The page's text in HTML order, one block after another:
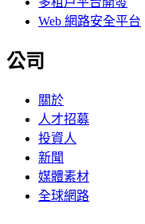
Web 網路安全平台
公司
關於
人才招募
投資人
新聞
媒體素材
全球網路